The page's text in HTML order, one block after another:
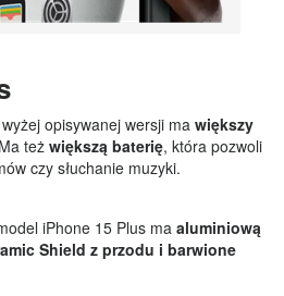
opisywanej wersji ma większy
też większą baterię, która pozwoli
czy słuchanie muzyki.
iPhone 15 Plus ma aluminiową
Shield z przodu i barwione